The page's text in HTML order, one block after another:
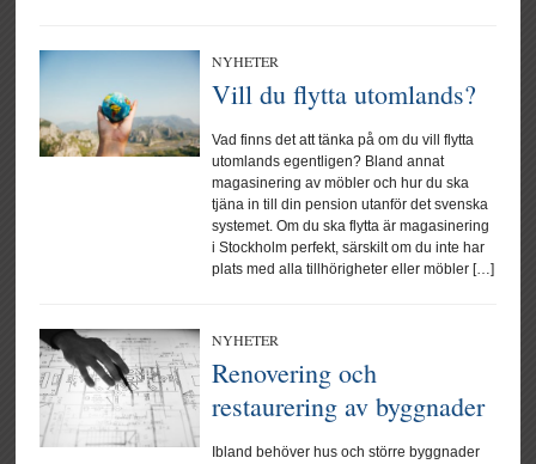
NYHETER
Vill du flytta utomlands?
Vad finns det att tänka på om du vill flytta
utomlands egentligen? Bland annat
magasinering av möbler och hur du ska
tjäna in till din pension utanför det svenska
systemet. Om du ska flytta är magasinering
i Stockholm perfekt, särskilt om du inte har
plats med alla tillhörigheter eller möbler […]
NYHETER
Renovering och
restaurering av byggnader
Ibland behöver hus och större byggnader